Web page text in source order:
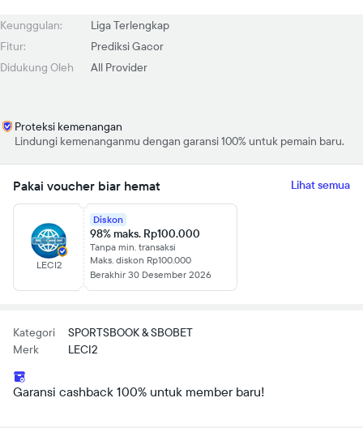
Keunggulan:
Liga Terlengkap
Fitur:
Prediksi Gacor
Didukung Oleh
All Provider
Proteksi kemenangan
Lindungi kemenanganmu dengan garansi 100% untuk pemain baru.
Pakai voucher biar hemat Lihat semua
LECI2
Diskon
98% maks. Rp100.000
Tanpa min. transaksi
Maks. diskon Rp100.000
Berakhir 30 Desember 2026
Kategori
SPORTSBOOK & SBOBET
Merk
LECI2
Garansi cashback 100% untuk member baru!